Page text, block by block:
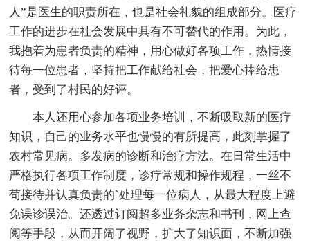
人”是医生的职责所在，也是社会礼貌的组成部分。医疗
工作的进步在社会发展中具有不可替代的作用。为此，
我抱着为患者负责的精神，用心做好各项工作，热情接
待每一位患者，坚持把工作献给社会，把爱心捧给患
者，受到了村民的好评。
本人还用心参加各项业务培训，不断吸取新的医疗
知识，自己的业务水平也慢慢的有所提高，此刻掌握了
农村常见病。多发病的诊断和治疗方法。在日常生活中
严格执行各项工作制度，诊疗常规和操作规程，一丝不
苟接待并认真负责的`处理每一位病人，从最大程度上避
免误诊误治。还透过订阅超多业务杂志和书刊，网上查
阅等手段，从而开阔了视野，扩大了知识面，不断加强